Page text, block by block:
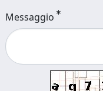
Messaggio